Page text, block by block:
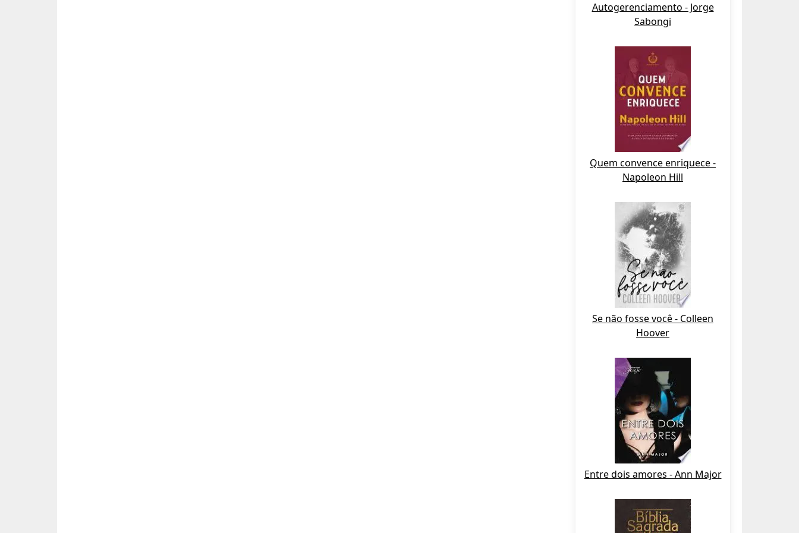
Autogerenciamento - Jorge
Sabongi
Quem convence enriquece -
Napoleon Hill
Se não fosse você - Colleen
Hoover
Entre dois amores - Ann Major